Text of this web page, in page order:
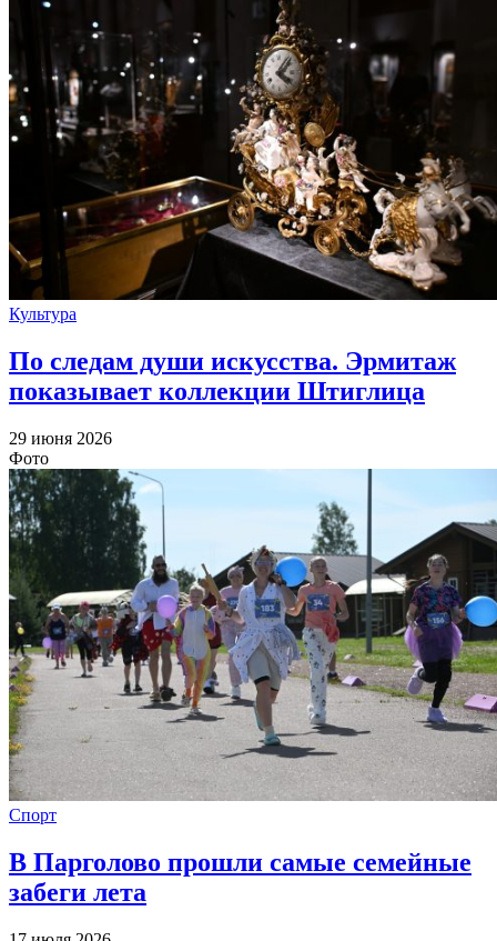
Культура
По следам души искусства. Эрмитаж
показывает коллекции Штиглица
29 июня 2026
Фото
Спорт
В Парголово прошли самые семейные
забеги лета